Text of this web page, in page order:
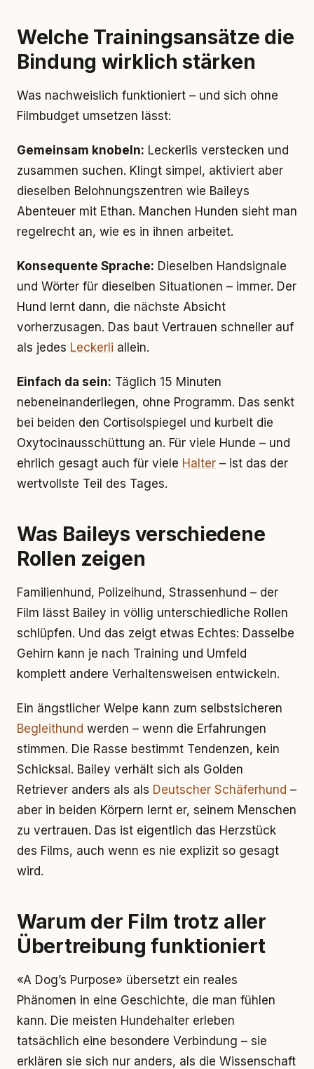
Welche Trainingsansätze die
Bindung wirklich stärken
Was nachweislich funktioniert – und sich ohne
Filmbudget umsetzen lässt:
Gemeinsam knobeln: Leckerlis verstecken und
zusammen suchen. Klingt simpel, aktiviert aber
dieselben Belohnungszentren wie Baileys
Abenteuer mit Ethan. Manchen Hunden sieht man
regelrecht an, wie es in ihnen arbeitet.
Konsequente Sprache: Dieselben Handsignale
und Wörter für dieselben Situationen – immer. Der
Hund lernt dann, die nächste Absicht
vorherzusagen. Das baut Vertrauen schneller auf
als jedes Leckerli allein.
Einfach da sein: Täglich 15 Minuten
nebeneinanderliegen, ohne Programm. Das senkt
bei beiden den Cortisolspiegel und kurbelt die
Oxytocinausschüttung an. Für viele Hunde – und
ehrlich gesagt auch für viele Halter – ist das der
wertvollste Teil des Tages.
Was Baileys verschiedene
Rollen zeigen
Familienhund, Polizeihund, Strassenhund – der
Film lässt Bailey in völlig unterschiedliche Rollen
schlüpfen. Und das zeigt etwas Echtes: Dasselbe
Gehirn kann je nach Training und Umfeld
komplett andere Verhaltensweisen entwickeln.
Ein ängstlicher Welpe kann zum selbstsicheren
Begleithund werden – wenn die Erfahrungen
stimmen. Die Rasse bestimmt Tendenzen, kein
Schicksal. Bailey verhält sich als Golden
Retriever anders als als Deutscher Schäferhund –
aber in beiden Körpern lernt er, seinem Menschen
zu vertrauen. Das ist eigentlich das Herzstück
des Films, auch wenn es nie explizit so gesagt
wird.
Warum der Film trotz aller
Übertreibung funktioniert
«A Dog’s Purpose» übersetzt ein reales
Phänomen in eine Geschichte, die man fühlen
kann. Die meisten Hundehalter erleben
tatsächlich eine besondere Verbindung – sie
erklären sie sich nur anders, als die Wissenschaft